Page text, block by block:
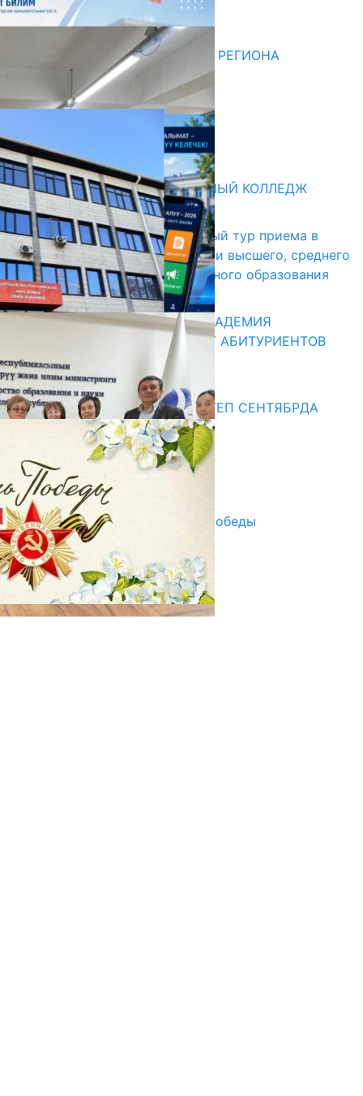
НЕДЕЛЯ В ОБЗОРЕ
07.08.2026
ДЛЯ МЕТОДИСТОВ ЮЖНОГО РЕГИОНА
НАЧАЛОСЬ ОБУЧЕНИЕ
05.08.2026
31.07.2026
Абитуриент
БИШКЕКСКИЙ УНИВЕРСАЛЬНЫЙ КОЛЛЕДЖ
17.07.2026
В Кыргызстане начался первый тур приема в
образовательные организации высшего, среднего
и начального профессионального образования
13.07.2026
КЫРГЫЗКО-РОССИЙСКАЯ АКАДЕМИЯ
ОБРАЗОВАНИЯ ПРИГЛАШАЕТ АБИТУРИЕНТОВ
10.07.2026
Медиа
СУЗАКТА 750 ОРУНДУУ МЕКТЕП СЕНТЯБРДА
ПАЙДАЛАНУУГА БЕРИЛЕТ
07.08.2025
Улуу Жеңиштин жандуу сөзү
29.04.2025
Награды в преддверии Дня Победы
29.04.2025